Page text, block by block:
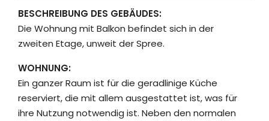
BESCHREIBUNG DES GEBÄUDES:
Die Wohnung mit Balkon befindet sich in der
zweiten Etage, unweit der Spree.
WOHNUNG:
Ein ganzer Raum ist für die geradlinige Küche
reserviert, die mit allem ausgestattet ist, was für
ihre Nutzung notwendig ist. Neben den normalen